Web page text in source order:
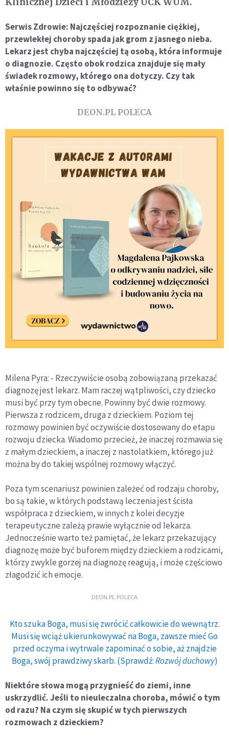
Serwis Zdrowie: Najczęściej rozpoznanie ciężkiej,
przewlekłej choroby spada jak grom z jasnego nieba.
Lekarz jest chyba najczęściej tą osobą, która informuje
o diagnozie. Często obok rodzica znajduje się mały
świadek rozmowy, którego ona dotyczy. Czy tak
właśnie powinno się to odbywać?
DEON.PL POLECA
Milena Pyra: - Rzeczywiście osobą zobowiązaną przekazać
diagnozę jest lekarz. Mam raczej wątpliwości, czy dziecko
musi być przy tym obecne. Powinny być dwie rozmowy.
Pierwsza z rodzicem, druga z dzieckiem. Poziom tej
rozmowy powinien być oczywiście dostosowany do etapu
rozwoju dziecka. Wiadomo przecież, że inaczej rozmawia się
z małym dzieckiem, a inaczej z nastolatkiem, którego już
można by do takiej wspólnej rozmowy włączyć.
Poza tym scenariusz powinien zależeć od rodzaju choroby,
bo są takie, w których podstawą leczenia jest ścisła
współpraca z dzieckiem, w innych z kolei decyzje
terapeutyczne zależą prawie wyłącznie od lekarza.
Jednocześnie warto też pamiętać, że lekarz przekazujący
diagnozę może być buforem między dzieckiem a rodzicami,
którzy zwykle gorzej na diagnozę reagują, i może częściowo
złagodzić ich emocje.
DEON.PL POLECA
Kto szuka Boga, musi się zwrócić całkowicie do wewnątrz.
Musi się wciąż ukierunkowywać na Boga, zawsze mieć Go
przed oczyma i wytrwale zapominać o sobie, aż znajdzie
Boga, swój prawdziwy skarb. (Sprawdź:Rozwój duchowy)
Niektóre słowa mogą przygnieść do ziemi, inne
uskrzydlić. Jeśli to nieuleczalna choroba, mówić o tym
od razu? Na czym się skupić w tych pierwszych
rozmowach z dzieckiem?